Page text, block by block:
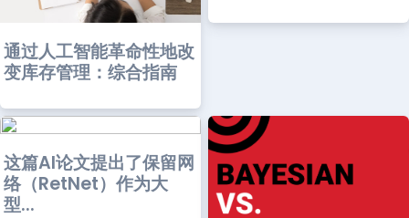
通过人工智能革命性地改
变库存管理：综合指南
这篇AI论文提出了保留网
络（RetNet）作为大
型...